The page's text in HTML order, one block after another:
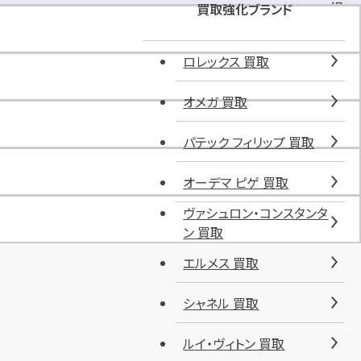
場
備
買取強化ブランド
ロレックス 買取
オメガ 買取
パテック フィリップ 買取
オーデマ ピゲ 買取
ヴァシュロン・コンスタンタ
ン 買取
エルメス 買取
シャネル 買取
ルイ・ヴィトン 買取